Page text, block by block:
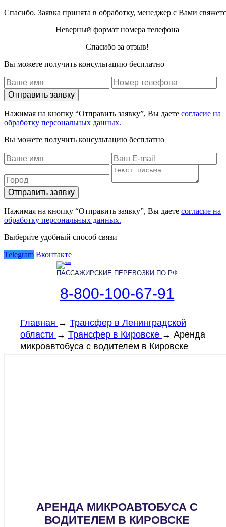
Спасибо. Заявка принята в обработку, менеджер с Вами
Неверный формат номера телефона
Спасибо за отзыв!
Вы можете получить консультацию бесплатно
Отправить заявку
Нажимая на кнопку “Отправить заявку”, Вы даете согласие на
обработку персональных данных.
Вы можете получить консультацию бесплатно
Отправить заявку
Нажимая на кнопку “Отправить заявку”, Вы даете согласие на
обработку персональных данных.
Выберите удобный способ связи
Telegram Вконтакте
ПАССАЖИРСКИЕ ПЕРЕВОЗКИ ПО РФ
8-800-100-67-91
Главная → Трансфер в Ленинградской
области → Трансфер в Кировске → Аренда
микроавтобуса с водителем в Кировске
АРЕНДА МИКРОАВТОБУСА С
ВОДИТЕЛЕМ В КИРОВСКЕ